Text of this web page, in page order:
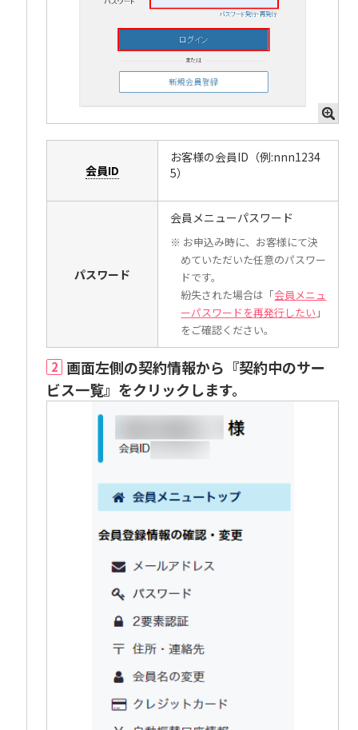
会員ID
お客様の会員ID（例:nnn1234
5）
パスワード
会員メニューパスワード
※ お申込み時に、お客様にて決
めていただいた任意のパスワー
ドです。
紛失された場合は「会員メニュ
ーパスワードを再発行したい 」
をご確認ください。
2 画面左側の契約情報から『契約中のサー
ビス一覧』をクリックします。